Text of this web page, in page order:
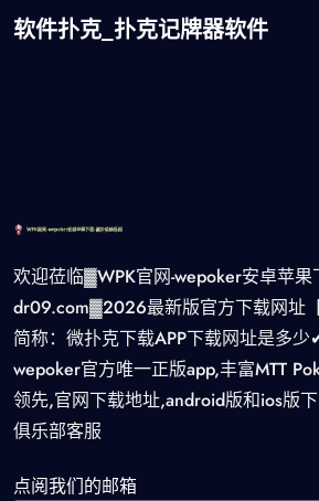
软件扑克_扑克记牌器软件
欢迎莅临▓WPK官网-wepoker安卓苹果
dr09.com▓2026最新版官方下载网址
简称：微扑克下载APP下载网址是多
wepoker官方唯一正版app,丰富MTT
领先,官网下载地址,android版和ios版
俱乐部客服
点阅我们的邮箱